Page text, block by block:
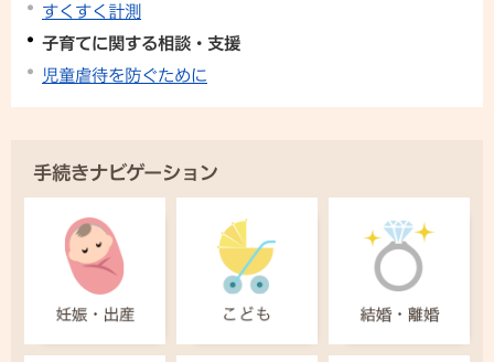
すくすく計測
子育てに関する相談・支援
児童虐待を防ぐために
手続きナビゲーション